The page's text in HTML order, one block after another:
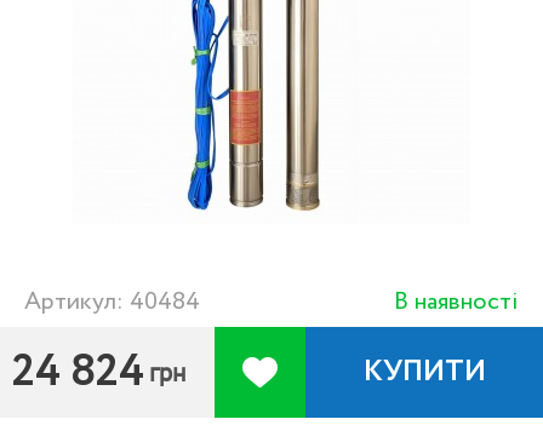
Артикул: 40484 В наявності
24 824 грн КУПИТИ